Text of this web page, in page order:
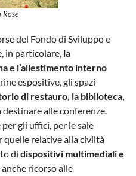
Rose
del Fondo di Sviluppo e
in particolare, la
e l’allestimento interno
espositive, gli spazi
di restauro, la biblioteca,
destinare alle conferenze.
gli uffici, per le sale
quelle relative alla civiltà
di dispositivi multimediali e
anche ricorso alle